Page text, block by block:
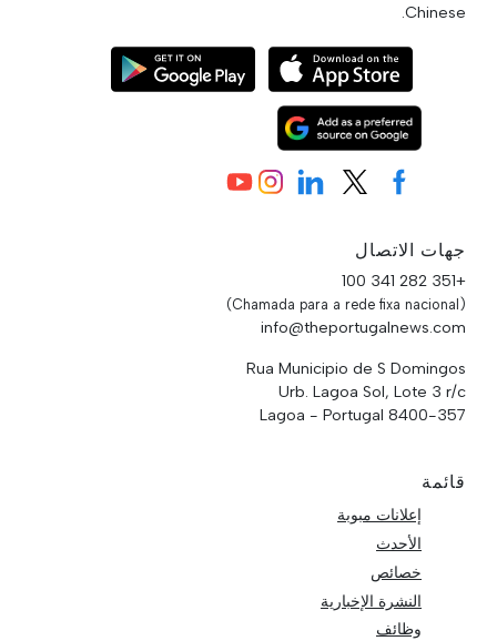
Chinese.
جهات الاتصال
+351 282 341 100
(Chamada para a rede fixa nacional)
info@theportugalnews.com
Rua Municipio de S Domingos
Urb. Lagoa Sol, Lote 3 r/c
8400-357 Lagoa - Portugal
قائمة
إعلانات مبوبة
الأحدث
خصائص
النشرة الإخبارية
وظائف